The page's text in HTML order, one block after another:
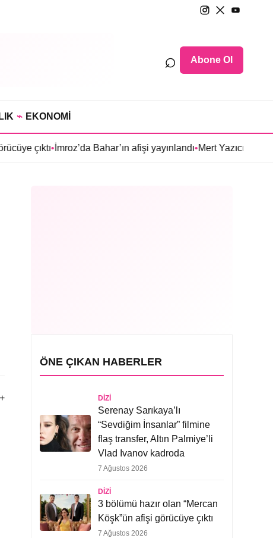
⌕ Abone Ol
⌁ EKONOMİ
•İmroz’da Bahar’ın afişi yayınlandı•Mert Yazıcıoğlu’nun Aras
ÖNE ÇIKAN HABERLER
DIZI
Serenay Sarıkaya’lı
“Sevdiğim İnsanlar” filmine
flaş transfer, Altın Palmiye’li
Vlad Ivanov kadroda
7 Ağustos 2026
DIZI
3 bölümü hazır olan “Mercan
Köşk”ün afişi görücüye çıktı
7 Ağustos 2026